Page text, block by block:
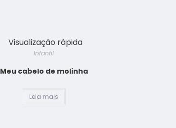
Visualização rápida
Infantil
Meu cabelo de molinha
Leia mais